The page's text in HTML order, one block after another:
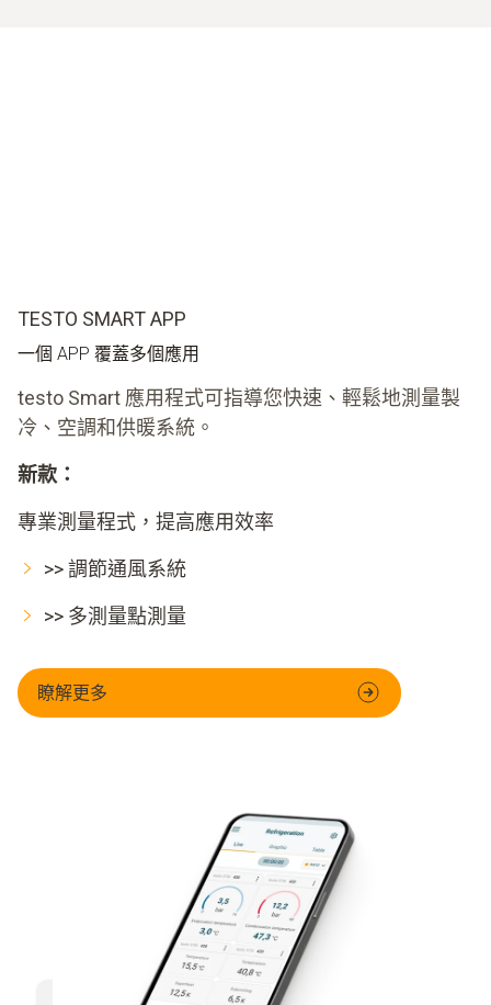
TESTO SMART APP
一個 APP 覆蓋多個應用
testo Smart 應用程式可指導您快速、輕鬆地測量製
冷、空調和供暖系統。
新款：
專業測量程式，提高應用效率
>> 調節通風系統
>> 多測量點測量
瞭解更多